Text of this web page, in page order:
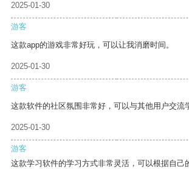
2025-01-30
游客
这款app的游戏非常好玩，可以让我消磨时间。
2025-01-30
游客
这款软件的社区氛围非常好，可以与其他用户交流
2025-01-30
游客
这款学习软件的学习方式非常灵活，可以根据自己